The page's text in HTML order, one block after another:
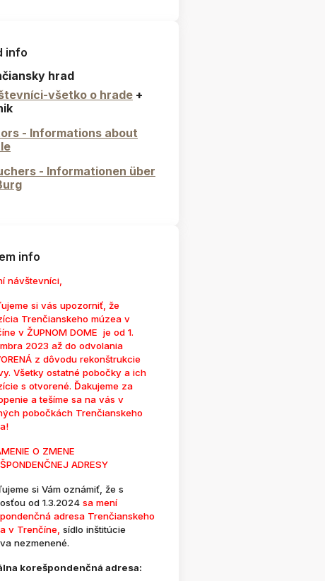
info
hrad
všetko o hrade +
- Informations about
- Informationen über
info
návštevníci,
si vás upozorniť, že
Trenčianskeho múzea v
v ŽUPNOM DOME je od 1.
2023 až do odvolania
z dôvodu rekonštrukcie
Všetky ostatné pobočky a ich
s otvorené. Ďakujeme za
a tešíme sa na vás v
pobočkách Trenčianskeho
O ZMENE
ADRESY
si Vám oznámiť, že s
od 1.3.2024 sa mení
adresa Trenčianskeho
v Trenčíne, sídlo inštitúcie
nezmenené.
korešpondenčná adresa: